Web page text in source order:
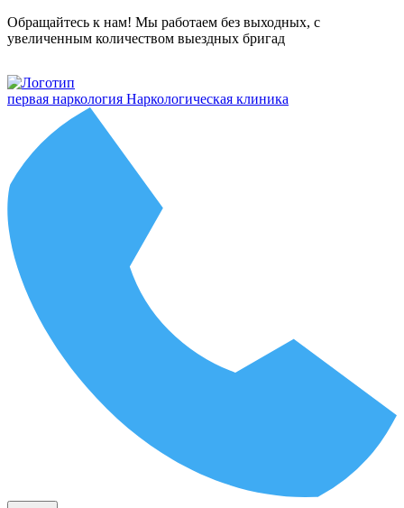
Обращайтесь к нам! Мы работаем без выходных, с
увеличенным количеством выездных бригад
первая наркология Наркологическая клиника